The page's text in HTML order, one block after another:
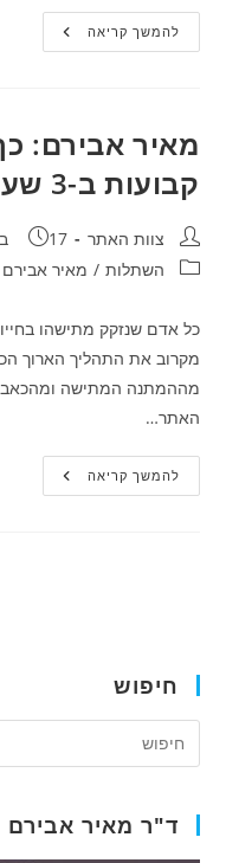
להמשך קריאהמה
עלול
מאיר אבירם:
קבועות ב-3 שעות
מחבר:צוות האתר פורסם:
17 בדצמבר 2017
קטגוריה:השתלות / מאיר אבירם
כל אדם שנזקק מתישהו בחייו
מקרוב את התהליך הארוך
מההמתנה המתישה ומהכאבים?
האתר…
להמשך קריאהמאיר
אבירם:
חיפוש
ד"ר מאיר אבירם